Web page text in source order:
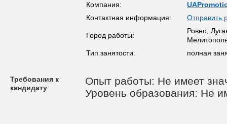
Компания:
Контактная информация:
Отправить
Город работы:
Ровно,
Тип занятости:
полная
Требования к
кандидату
Опыт работы: Не имеет
Уровень образования: Не